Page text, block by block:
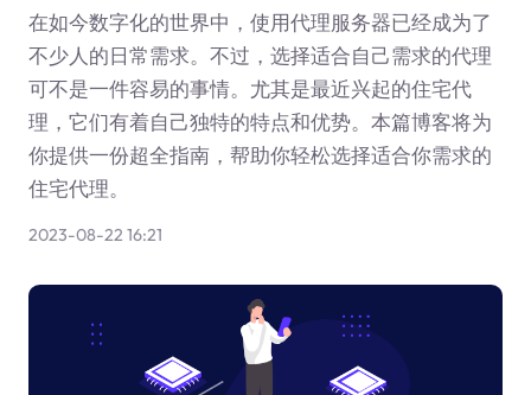
在如今数字化的世界中，使用代理服务器已经成为了
不少人的日常需求。不过，选择适合自己需求的代理
可不是一件容易的事情。尤其是最近兴起的住宅代
理，它们有着自己独特的特点和优势。本篇博客将为
你提供一份超全指南，帮助你轻松选择适合你需求的
住宅代理。
2023-08-22 16:21